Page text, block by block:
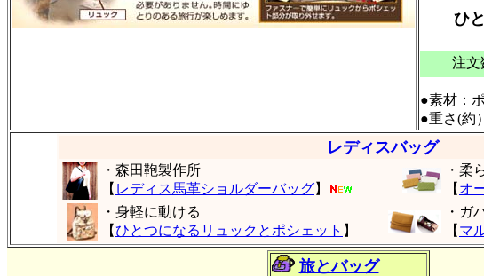
ひ
注文
●素材：
●重さ(約
レディスバッグ
・森田鞄製作所
【 レディス馬革ショルダーバッグ】
・柔
【 オ
・身軽に動ける
【ひとつになるリュックとポシェット 】
・ガ
【 マ
旅とバッグ